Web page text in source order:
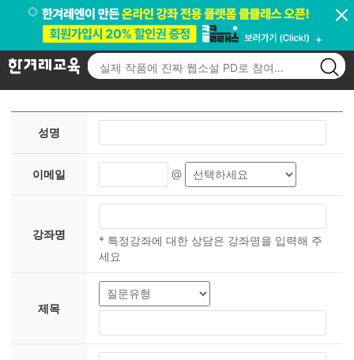
고객센터
FAQ 1:1상담 알리미
결제/환불
마일리지
국비지원
과정안내
성명
이메일 @
강좌명
* 특정강좌에 대한 상담은 강좌명을 입력해 주
세요
제목